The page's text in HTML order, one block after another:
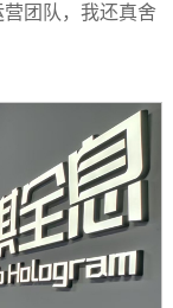
营团队，我还真舍